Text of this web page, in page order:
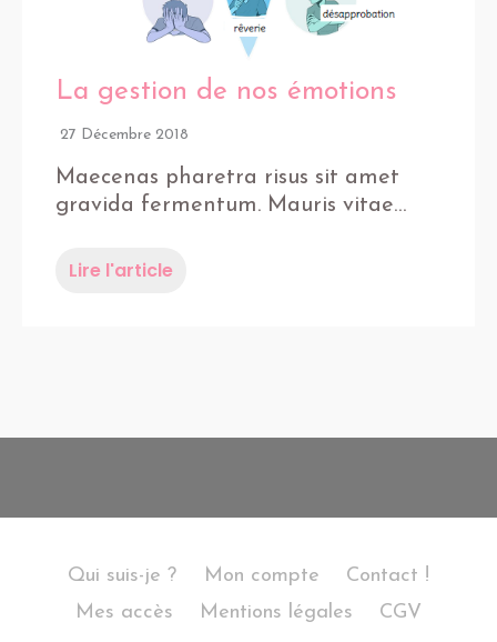
La gestion de nos émotions
27 Décembre 2018
Maecenas pharetra risus sit amet
gravida fermentum. Mauris vitae…
Lire l'article
Qui suis-je ? Mon compte
Contact !
Mes accès
Mentions légales CGV